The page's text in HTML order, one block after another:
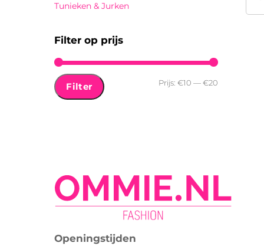
Tunieken & Jurken
Filter op prijs
Filter Prijs:€10 —€20
Openingstijden